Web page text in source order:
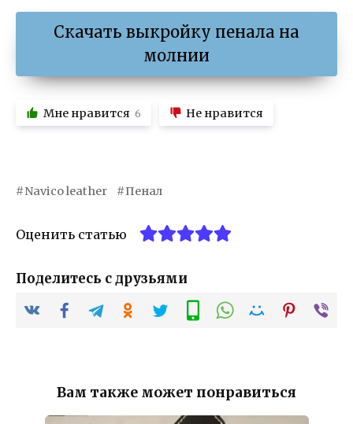
Скачать выкройку пенала на
молнии
Мне нравится 6 Не нравится
Navico leather Пенал
Оценить статью
Поделитесь с друзьями
Вам также может понравиться